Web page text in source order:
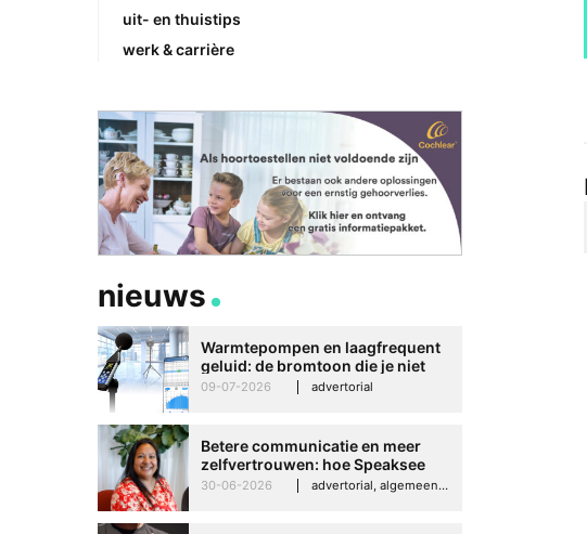
uit- en thuistips
werk & carrière
nieuws
Warmtepompen en laagfrequent
geluid: de bromtoon die je niet
kunt negeren
09-07-2026 advertorial
Betere communicatie en meer
zelfvertrouwen: hoe Speaksee
Imelda helpt om te groeien in
30-06-2026 advertorial, algemeen, hooroplossingen, interview